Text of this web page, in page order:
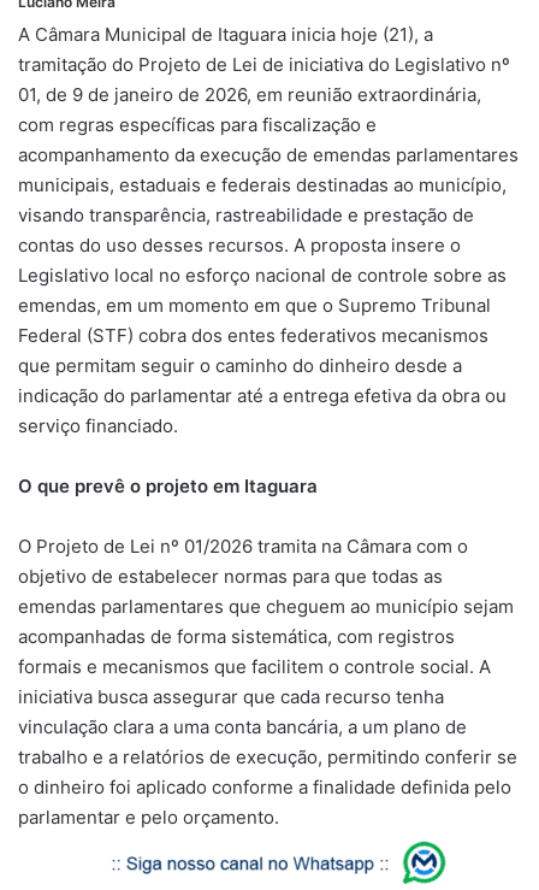
A Câmara Municipal de Itaguara inicia hoje (21), a
tramitação do Projeto de Lei de iniciativa do Legislativo nº
01, de 9 de janeiro de 2026, em reunião extraordinária,
com regras específicas para fiscalização e
acompanhamento da execução de emendas parlamentares
municipais, estaduais e federais destinadas ao município,
visando transparência, rastreabilidade e prestação de
contas do uso desses recursos. A proposta insere o
Legislativo local no esforço nacional de controle sobre as
emendas, em um momento em que o Supremo Tribunal
Federal (STF) cobra dos entes federativos mecanismos
que permitam seguir o caminho do dinheiro desde a
indicação do parlamentar até a entrega efetiva da obra ou
serviço financiado.
O que prevê o projeto em Itaguara
O Projeto de Lei nº 01/2026 tramita na Câmara com o
objetivo de estabelecer normas para que todas as
emendas parlamentares que cheguem ao município sejam
acompanhadas de forma sistemática, com registros
formais e mecanismos que facilitem o controle social. A
iniciativa busca assegurar que cada recurso tenha
vinculação clara a uma conta bancária, a um plano de
trabalho e a relatórios de execução, permitindo conferir se
o dinheiro foi aplicado conforme a finalidade definida pelo
parlamentar e pelo orçamento.